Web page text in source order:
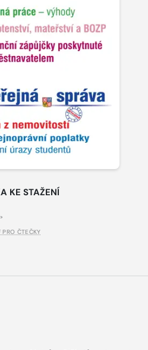
KE STAŽENÍ
PRO ČTEČKY